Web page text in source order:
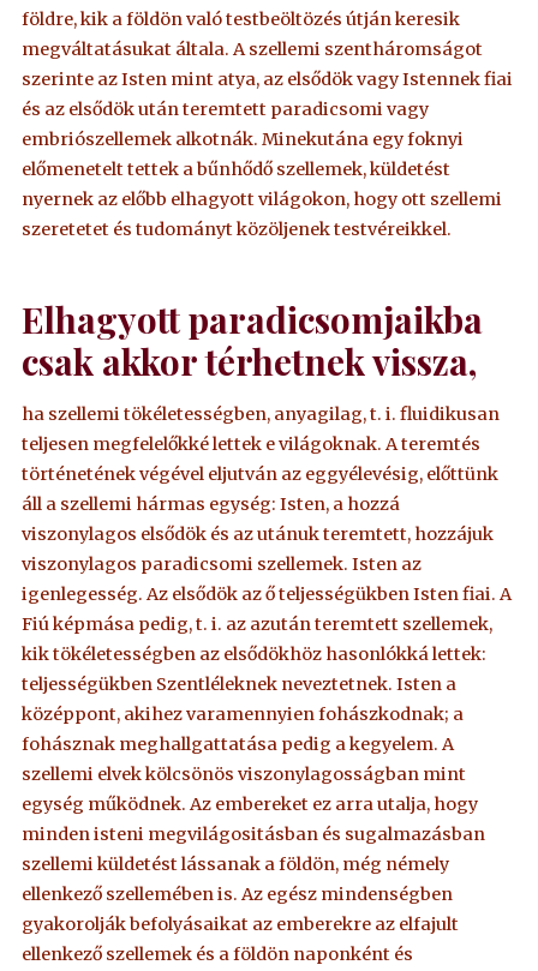
földre, kik a földön való testbeöltözés útján keresik
megváltatásukat általa. A szellemi szentháromságot
szerinte az Isten mint atya, az elsődök vagy Istennek fiai
és az elsődök után teremtett paradicsomi vagy
embriószellemek alkotnák. Minekutána egy foknyi
előmenetelt tettek a bűnhődő szellemek, küldetést
nyernek az előbb elhagyott világokon, hogy ott szellemi
szeretetet és tudományt közöljenek testvéreikkel.
Elhagyott paradicsomjaikba
csak akkor térhetnek vissza,
ha szellemi tökéletességben, anyagilag, t. i. fluidikusan
teljesen megfelelőkké lettek e világoknak. A teremtés
történetének végével eljutván az eggyélevésig, előttünk
áll a szellemi hármas egység: Isten, a hozzá
viszonylagos elsődök és az utánuk teremtett, hozzájuk
viszonylagos paradicsomi szellemek. Isten az
igenlegesség. Az elsődök az ő teljességükben Isten fiai. A
Fiú képmása pedig, t. i. az azután teremtett szellemek,
kik tökéletességben az elsődökhöz hasonlókká lettek:
teljességükben Szentléleknek neveztetnek. Isten a
középpont, akihez varamennyien fohászkodnak; a
fohásznak meghallgattatása pedig a kegyelem. A
szellemi elvek kölcsönös viszonylagosságban mint
egység működnek. Az embereket ez arra utalja, hogy
minden isteni megvilágositásban és sugalmazásban
szellemi küldetést lássanak a földön, még némely
ellenkező szellemében is. Az egész mindenségben
gyakorolják befolyásaikat az emberekre az elfajult
ellenkező szellemek és a földön naponként és